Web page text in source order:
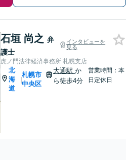
石垣 尚之 弁
護士
インタビューを
見る
虎ノ門法律経済事務所 札幌支店
北
海
道
|
札幌市
中央区
大通駅 か
ら徒歩4分
営業時間：本
日定休日